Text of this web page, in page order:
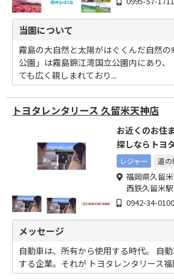
当園について
霧島の大自然と太陽がはぐくんだ自然の
公園」は霧島錦江湾国立公園内にあり、
ても広く親しまれており...
トヨタレンタリース 久留米天神店
お近くのお住
探しならトヨ
ください
レジャー 道の
福岡県久留
西鉄久留米駅
0942-34-0100
メッセージ
自動車は、所有から使用する時代。 自
する企業。それが トヨタレンタリース福